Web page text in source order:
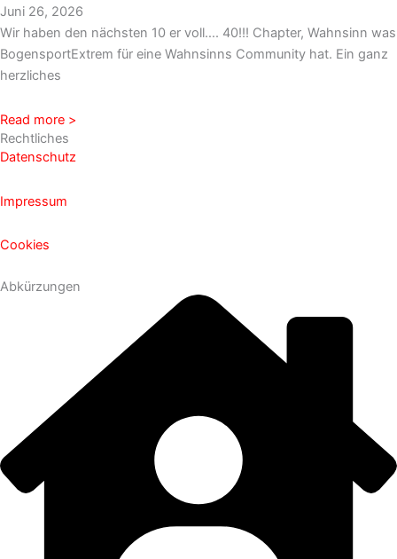
Juni 26, 2026
Wir haben den nächsten 10 er voll…. 40!!! Chapter, Wahnsinn was
BogensportExtrem für eine Wahnsinns Community hat. Ein ganz
herzliches
Read more >
Rechtliches
Datenschutz
Impressum
Cookies
Abkürzungen